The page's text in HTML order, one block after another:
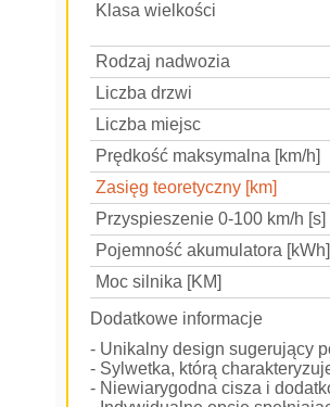
Klasa wielkości
Rodzaj nadwozia
Liczba drzwi
Liczba miejsc
Prędkość maksymalna [km/h]
Zasięg teoretyczny [km]
Przyspieszenie 0-100 km/h [s]
Pojemność akumulatora [kWh]
Moc silnika [KM]
Dodatkowe informacje
- Unikalny design sugerujący
- Sylwetka, którą
- Niewiarygodna cisza i